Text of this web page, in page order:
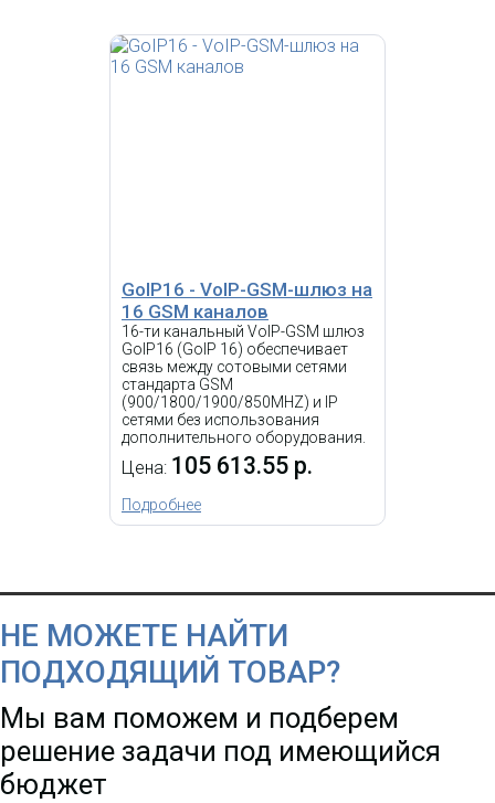
GoIP16 - VoIP-GSM-шлюз на
16 GSM каналов
16-ти канальный VoIP-GSM шлюз
GoIP16 (GoIP 16) обеспечивает
связь между сотовыми сетями
стандарта GSM
(900/1800/1900/850MHZ) и IP
сетями без использования
дополнительного оборудования.
Цена: 105 613.55 р.
Подробнее
НЕ МОЖЕТЕ НАЙТИ
ПОДХОДЯЩИЙ ТОВАР?
Мы вам поможем и подберем
решение задачи под имеющийся
бюджет